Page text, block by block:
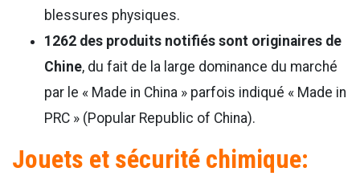
blessures physiques.
1262 des produits notifiés sont originaires de
Chine, du fait de la large dominance du marché
par le « Made in China » parfois indiqué « Made in
PRC » (Popular Republic of China).
Jouets et sécurité chimique: